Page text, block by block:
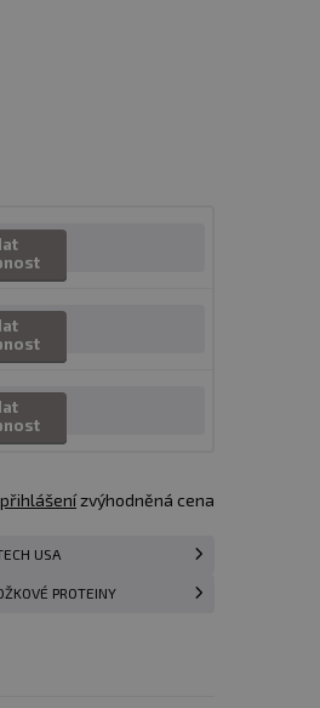
přihlášenízvýhodněná cena
USA
PROTEINY